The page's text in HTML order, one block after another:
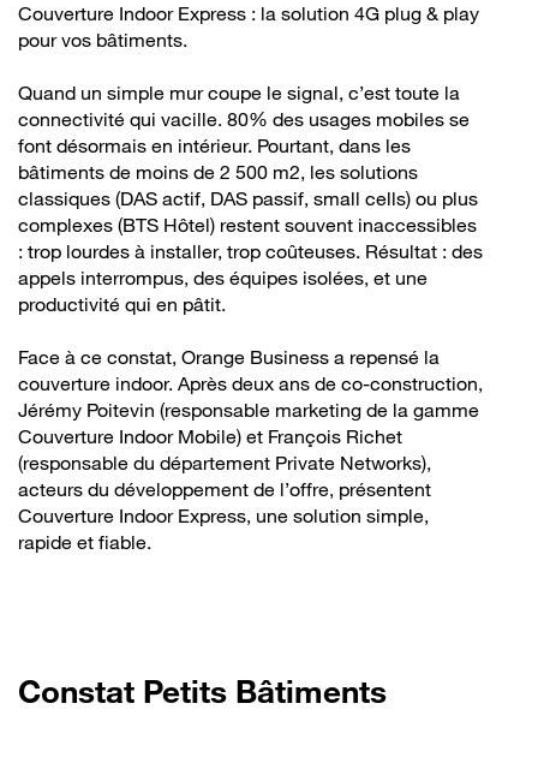
Couverture Indoor Express : la solution 4G plug & play
pour vos bâtiments.
Quand un simple mur coupe le signal, c’est toute la
connectivité qui vacille. 80% des usages mobiles se
font désormais en intérieur. Pourtant, dans les
bâtiments de moins de 2 500 m2, les solutions
classiques (DAS actif, DAS passif, small cells) ou plus
complexes (BTS Hôtel) restent souvent inaccessibles
: trop lourdes à installer, trop coûteuses. Résultat : des
appels interrompus, des équipes isolées, et une
productivité qui en pâtit.
Face à ce constat, Orange Business a repensé la
couverture indoor. Après deux ans de co-construction,
Jérémy Poitevin (responsable marketing de la gamme
Couverture Indoor Mobile) et François Richet
(responsable du département Private Networks),
acteurs du développement de l’offre, présentent
Couverture Indoor Express, une solution simple,
rapide et fiable.
Constat Petits Bâtiments